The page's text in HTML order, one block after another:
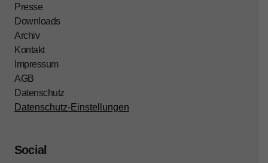
Presse
Downloads
Archiv
Kontakt
Impressum
AGB
Datenschutz
Datenschutz-Einstellungen
Social